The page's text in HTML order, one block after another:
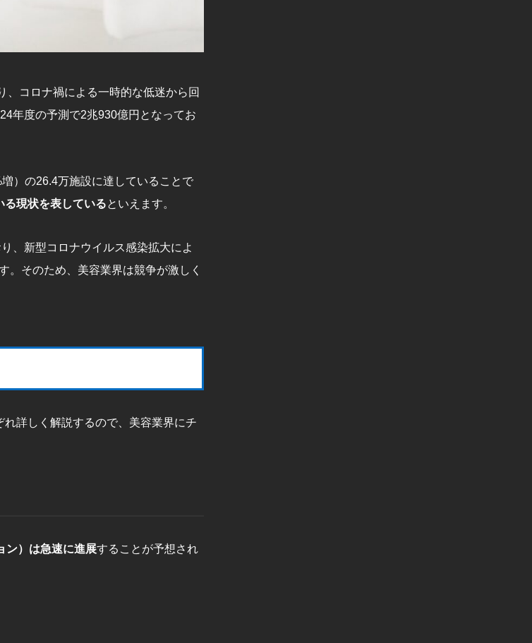
、コロナ禍による一時的な低迷から回
年度の予測で2兆930億円となってお
）の26.4万施設に達していることで
る現状を表しているといえます。
、新型コロナウイルス感染拡大によ
。そのため、美容業界は競争が激しく
詳しく解説するので、美容業界にチ
ン）は急速に進展することが予想され